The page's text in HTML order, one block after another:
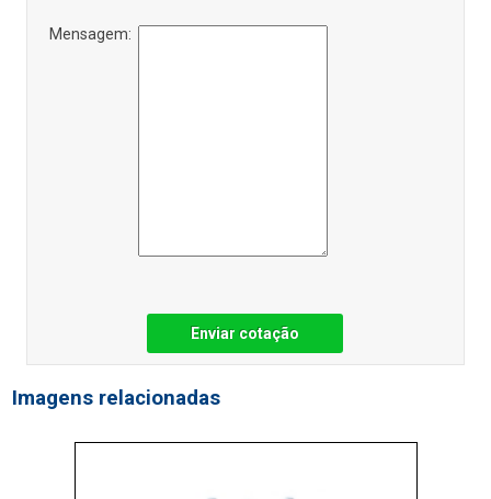
Mensagem:
Enviar cotação
Imagens relacionadas